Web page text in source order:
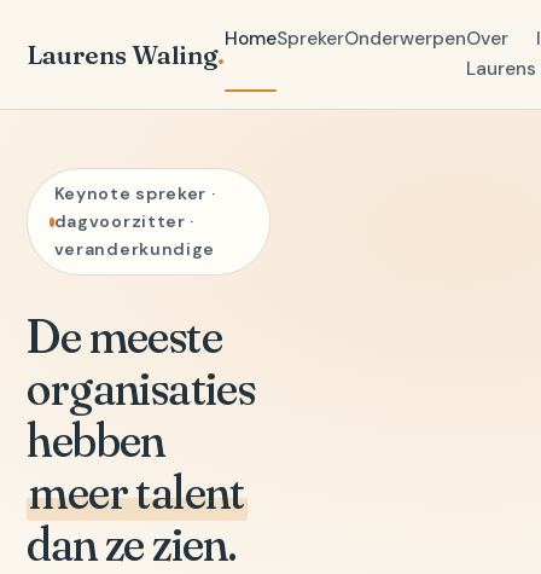
Laurens Waling.HomeSprekerOnderwerpenOver
Laurens
Keynote spreker ·
dagvoorzitter ·
veranderkundige
De meeste
organisaties
hebben
meer talent
dan ze zien.